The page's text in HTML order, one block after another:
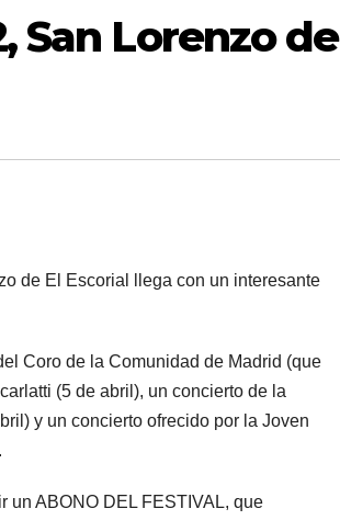
San Lorenzo de
de El Escorial llega con un interesante
Coro de la Comunidad de Madrid (que
(5 de abril), un concierto de la
y un concierto ofrecido por la Joven
un ABONO DEL FESTIVAL, que